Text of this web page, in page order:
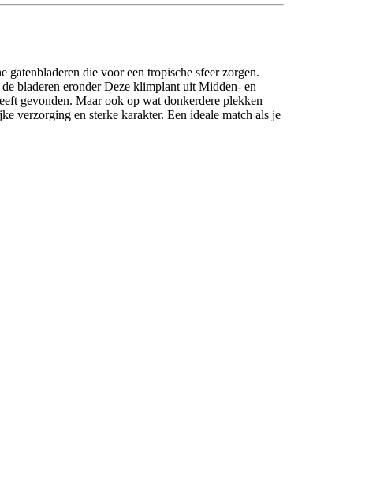
gatenbladeren die voor een tropische sfeer zorgen.
bladeren eronder Deze klimplant uit Midden- en
gevonden. Maar ook op wat donkerdere plekken
verzorging en sterke karakter. Een ideale match als je